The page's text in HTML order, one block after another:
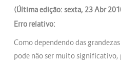
(Última edição: sexta, 23 Abr
Erro relativo:
Como dependendo das
pode não ser muito